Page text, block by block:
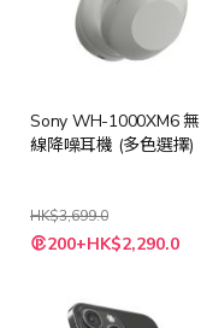
Sony WH-1000XM6 無
線降噪耳機 (多色選擇)
HK$3,699.0
200+HK$2,290.0